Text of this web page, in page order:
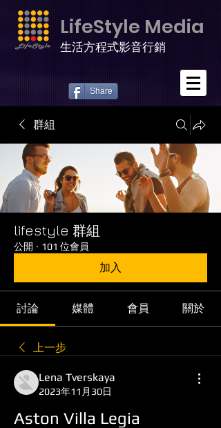
LifeStyle Media
生活方程式影音行銷
Share
群組
lifestyle 群組
公開 · 101 位會員
加入
討論 媒體 會員 關於
上一步
Lena Tverskaya
2023年11月30日
Aston Villa Legia